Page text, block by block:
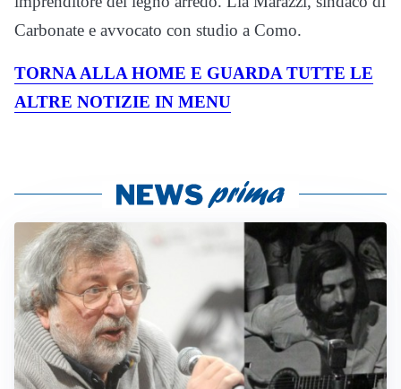
Carbonate e avvocato con studio a Como.
TORNA ALLA HOME E GUARDA TUTTE LE
ALTRE NOTIZIE IN MENU